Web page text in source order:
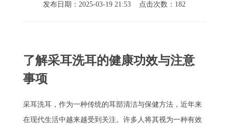
发布日期：2025-03-19 21:53 点击次数：182
了解采耳洗耳的健康功效与注意
事项
采耳洗耳，作为一种传统的耳部清洁与保健方法，近年来
在现代生活中越来越受到关注。许多人将其视为一种有效